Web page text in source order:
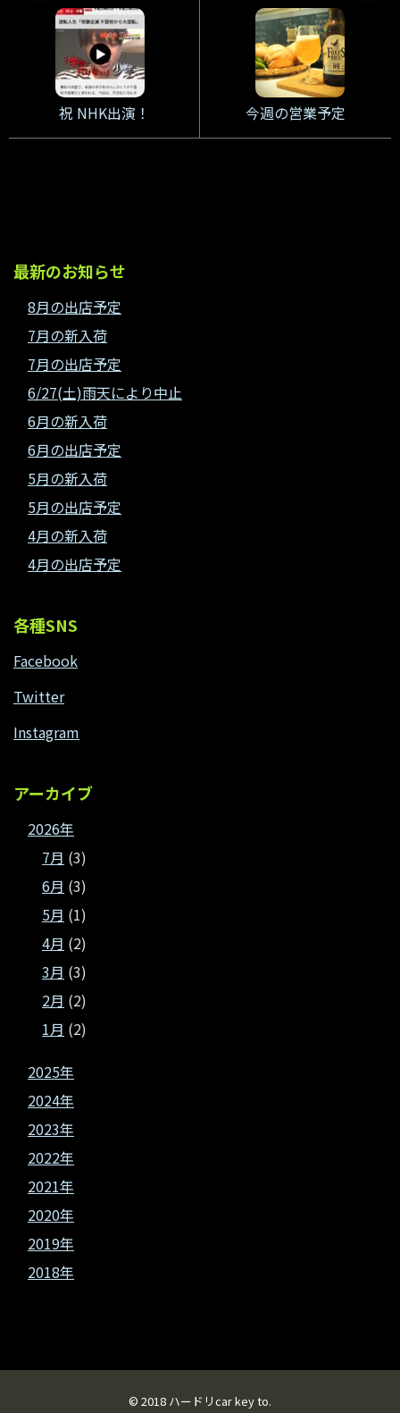
祝 NHK出演！ 今週の営業予定
最新のお知らせ
8月の出店予定
7月の新入荷
7月の出店予定
6/27(土)雨天により中止
6月の新入荷
6月の出店予定
5月の新入荷
5月の出店予定
4月の新入荷
4月の出店予定
各種SNS
Facebook
Twitter
Instagram
アーカイブ
2026年
7月 (3)
6月 (3)
5月 (1)
4月 (2)
3月 (3)
2月 (2)
1月 (2)
2025年
2024年
2023年
2022年
2021年
2020年
2019年
2018年
© 2018 ハードリcar key to.